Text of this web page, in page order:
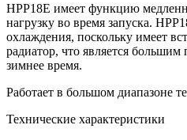
HPP18E имеет функцию
нагрузку во время запуска.
охлаждения, поскольку имеет
радиатор, что является
зимнее время.
Работает в большом диапазоне
Технические характеристики